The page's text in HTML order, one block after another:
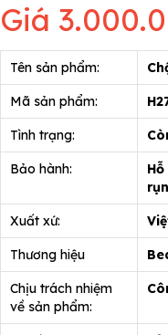
Giá
Tên sản phẩm:
Mã sản phẩm:
Tình trạng:
Bảo hành:
Xuất xứ:
Thương hiệu
Chịu trách nhiệm
về sản phẩm: